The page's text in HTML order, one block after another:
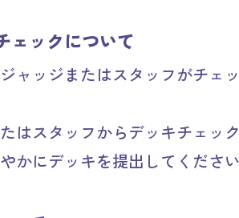
ェックについて
ャッジまたはスタッフがチェ
はスタッフからデッキチェッ
かにデッキを提出してくださ